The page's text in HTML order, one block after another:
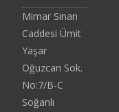
Mimar Sinan
Caddesi Ümit
Yaşar
Oğuzcan Sok.
No:7/B-C
Soğanlı